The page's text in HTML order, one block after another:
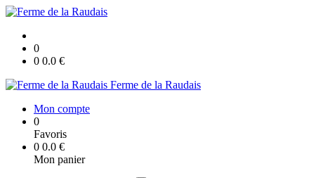
0
0 0.0 €
Ferme de la Raudais
Mon compte
0
Favoris
0 0.0 €
Mon panier